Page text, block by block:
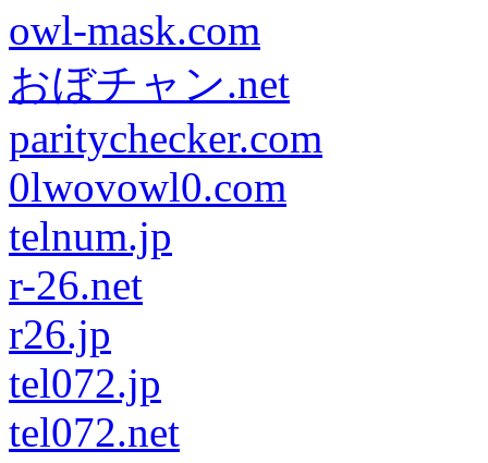
owl-mask.com
おぼチャン.net
paritychecker.com
0lwovowl0.com
telnum.jp
r-26.net
r26.jp
tel072.jp
tel072.net